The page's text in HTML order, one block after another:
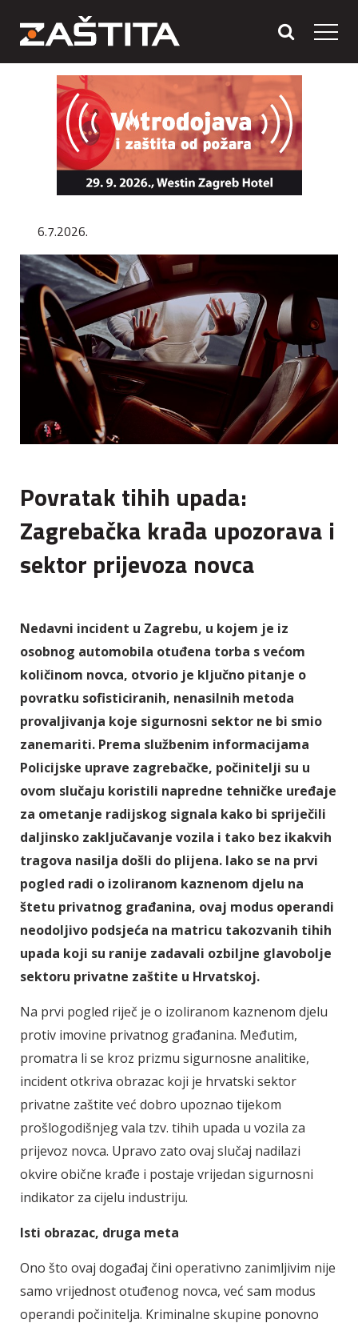
6.7.2026.
Povratak tihih upada:
Zagrebačka krađa upozorava i
sektor prijevoza novca
Nedavni incident u Zagrebu, u kojem je iz
osobnog automobila otuđena torba s većom
količinom novca, otvorio je ključno pitanje o
povratku sofisticiranih, nenasilnih metoda
provaljivanja koje sigurnosni sektor ne bi smio
zanemariti. Prema službenim informacijama
Policijske uprave zagrebačke, počinitelji su u
ovom slučaju koristili napredne tehničke uređaje
za ometanje radijskog signala kako bi spriječili
daljinsko zaključavanje vozila i tako bez ikakvih
tragova nasilja došli do plijena. Iako se na prvi
pogled radi o izoliranom kaznenom djelu na
štetu privatnog građanina, ovaj modus operandi
neodoljivo podsjeća na matricu takozvanih tihih
upada koji su ranije zadavali ozbiljne glavobolje
sektoru privatne zaštite u Hrvatskoj.
Na prvi pogled riječ je o izoliranom kaznenom djelu
protiv imovine privatnog građanina. Međutim,
promatra li se kroz prizmu sigurnosne analitike,
incident otkriva obrazac koji je hrvatski sektor
privatne zaštite već dobro upoznao tijekom
prošlogodišnjeg vala tzv. tihih upada u vozila za
prijevoz novca. Upravo zato ovaj slučaj nadilazi
okvire obične krađe i postaje vrijedan sigurnosni
indikator za cijelu industriju.
Isti obrazac, druga meta
Ono što ovaj događaj čini operativno zanimljivim nije
samo vrijednost otuđenog novca, već sam modus
operandi počinitelja. Kriminalne skupine ponovno